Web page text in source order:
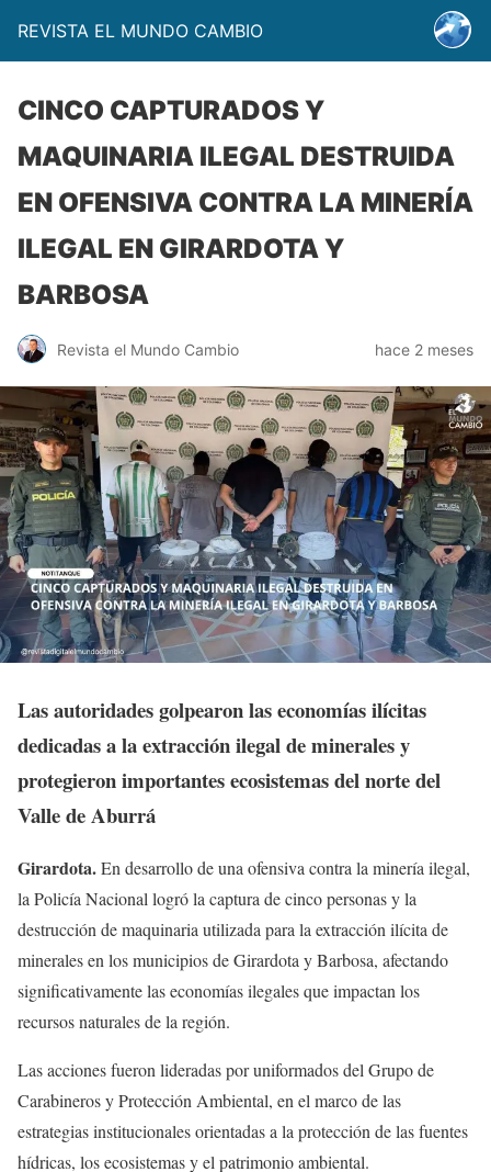
REVISTA EL MUNDO CAMBIO
CINCO CAPTURADOS Y
MAQUINARIA ILEGAL DESTRUIDA
EN OFENSIVA CONTRA LA MINERÍA
ILEGAL EN GIRARDOTA Y
BARBOSA
Revista el Mundo Cambio hace 2 meses
Las autoridades golpearon las economías ilícitas
dedicadas a la extracción ilegal de minerales y
protegieron importantes ecosistemas del norte del
Valle de Aburrá
Girardota.En desarrollo de una ofensiva contra la minería ilegal,
la Policía Nacional logró la captura de cinco personas y la
destrucción de maquinaria utilizada para la extracción ilícita de
minerales en los municipios de Girardota y Barbosa, afectando
significativamente las economías ilegales que impactan los
recursos naturales de la región.
Las acciones fueron lideradas por uniformados del Grupo de
Carabineros y Protección Ambiental, en el marco de las
estrategias institucionales orientadas a la protección de las fuentes
hídricas, los ecosistemas y el patrimonio ambiental.